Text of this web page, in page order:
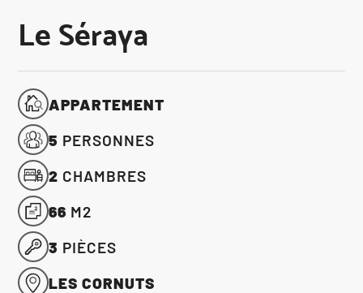
Le Séraya
APPARTEMENT
5 PERSONNES
2 CHAMBRES
66 M2
3 PIÈCES
LES CORNUTS